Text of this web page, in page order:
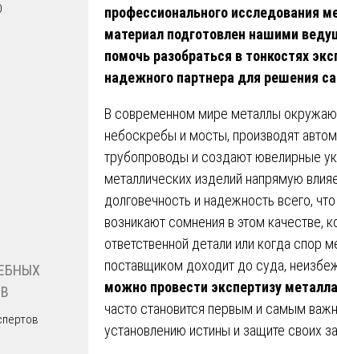
профессионального исследования
материал подготовлен нашими
помочь разобраться в тонкостях
надежного партнера для решения
В современном мире металлы
небоскребы и мосты, производят
трубопроводы и создают ювелирные
металлических изделий напрямую
долговечность и надежность всего,
возникают сомнения в этом качестве,
ответственной детали или когда спор
поставщиком доходит до суда,
можно провести экспертизу
часто становится первым и самым
установлению истины и защите своих